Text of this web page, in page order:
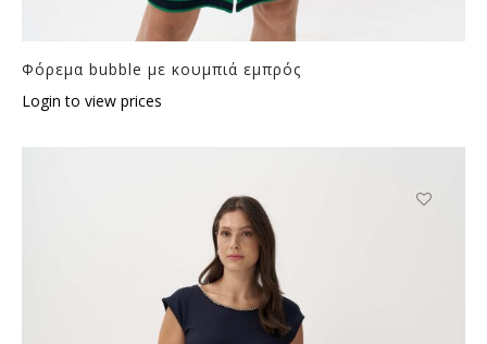
Φόρεμα bubble με κουμπιά εμπρός
Login to view prices